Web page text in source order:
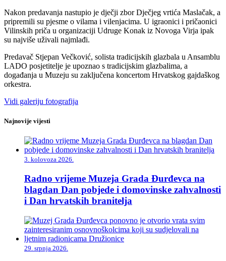
Nakon predavanja nastupio je dječji zbor Dječjeg vrtića Maslačak, a
pripremili su pjesme o vilama i vilenjacima. U igraonici i pričaonici
Vilinskih priča u organizaciji Udruge Konak iz Novoga Virja ipak
su najviše uživali najmlađi.
Predavač Stjepan Večković, solista tradicijskih glazbala u Ansamblu
LADO posjetitelje je upoznao s tradicijskim glazbalima, a
događanja u Muzeju su zaključena koncertom Hrvatskog gajdaškog
orkestra.
Vidi galeriju fotografija
Najnovije vijesti
3. kolovoza 2026.
Radno vrijeme Muzeja Grada Đurđevca na
blagdan Dan pobjede i domovinske zahvalnosti
i Dan hrvatskih branitelja
29. srpnja 2026.